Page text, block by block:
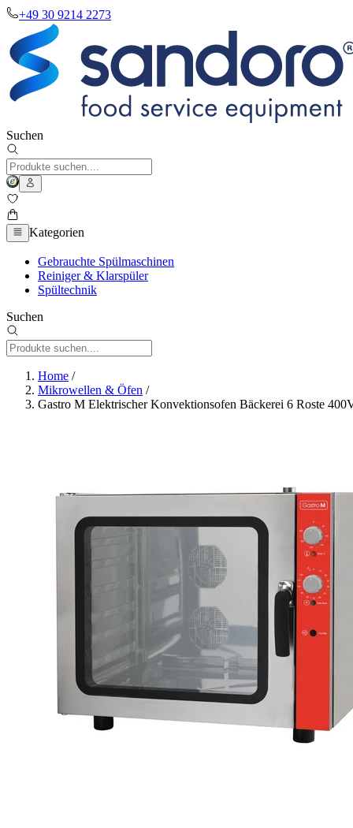
+49 30 9214 2273
Suchen
Kategorien
Gebrauchte Spülmaschinen
Reiniger & Klarspüler
Spültechnik
Suchen
Home /
Mikrowellen & Öfen /
Gastro M Elektrischer Konvektionsofen Bäckerei 6 Roste